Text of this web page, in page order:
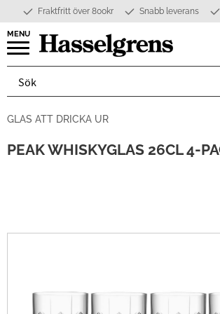
Meny
Fraktfritt över 800kr Snabb leverans
GLAS ATT DRICKA UR
PEAK WHISKYGLAS 26CL 4-